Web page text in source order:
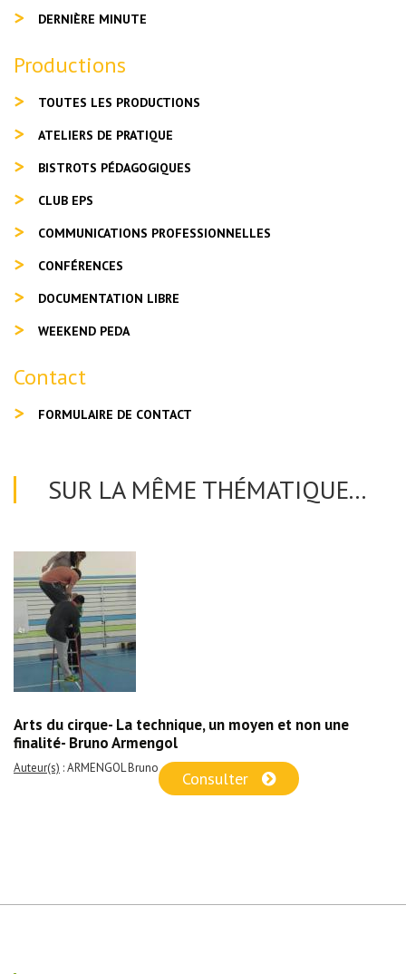
DERNIÈRE MINUTE
Productions
TOUTES LES PRODUCTIONS
ATELIERS DE PRATIQUE
BISTROTS PÉDAGOGIQUES
CLUB EPS
COMMUNICATIONS PROFESSIONNELLES
CONFÉRENCES
DOCUMENTATION LIBRE
WEEKEND PEDA
Contact
FORMULAIRE DE CONTACT
SUR LA MÊME THÉMATIQUE...
Arts du cirque- La technique, un moyen et non une
finalité- Bruno Armengol
Auteur(s) : ARMENGOL Bruno
Consulter